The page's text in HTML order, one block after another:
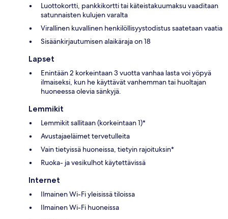
Luottokortti, pankkikortti tai käteistakuumaksu vaaditaan
satunnaisten kulujen varalta
Virallinen kuvallinen henkilöllisyystodistus saatetaan vaatia
Sisäänkirjautumisen alaikäraja on 18
Lapset
Enintään 2 korkeintaan 3 vuotta vanhaa lasta voi yöpyä
ilmaiseksi, kun he käyttävät vanhemman tai huoltajan
huoneessa olevia sänkyjä.
Lemmikit
Lemmikit sallitaan (korkeintaan 1)*
Avustajaeläimet tervetulleita
Vain tietyissä huoneissa, tietyin rajoituksin*
Ruoka- ja vesikulhot käytettävissä
Internet
Ilmainen Wi-Fi yleisissä tiloissa
Ilmainen Wi-Fi huoneissa